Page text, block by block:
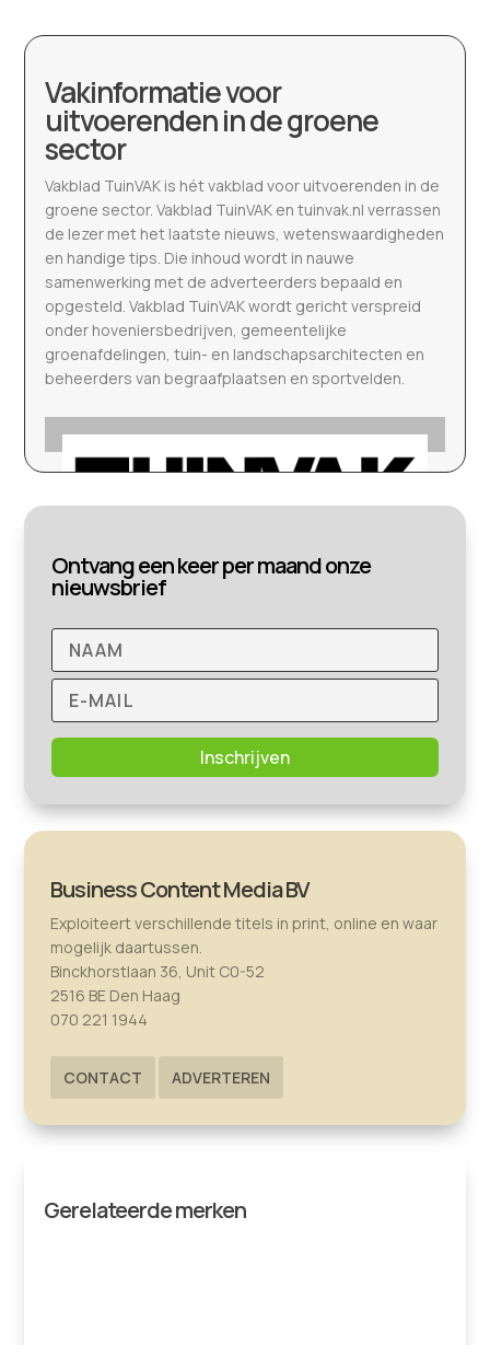
Vakinformatie voor
uitvoerenden in de groene
sector
Vakblad TuinVAK is hét vakblad voor uitvoerenden in de
groene sector. Vakblad TuinVAK en tuinvak.nl verrassen
de lezer met het laatste nieuws, wetenswaardigheden
en handige tips. Die inhoud wordt in nauwe
samenwerking met de adverteerders bepaald en
opgesteld. Vakblad TuinVAK wordt gericht verspreid
onder hoveniersbedrijven, gemeentelijke
groenafdelingen, tuin- en landschapsarchitecten en
beheerders van begraafplaatsen en sportvelden.
Ontvang een keer per maand onze
nieuwsbrief
Inschrijven
Business Content Media BV
Exploiteert verschillende titels in print, online en waar
mogelijk daartussen.
Binckhorstlaan 36, Unit C0-52
2516 BE Den Haag
070 221 1944
CONTACT ADVERTEREN
Gerelateerde merken